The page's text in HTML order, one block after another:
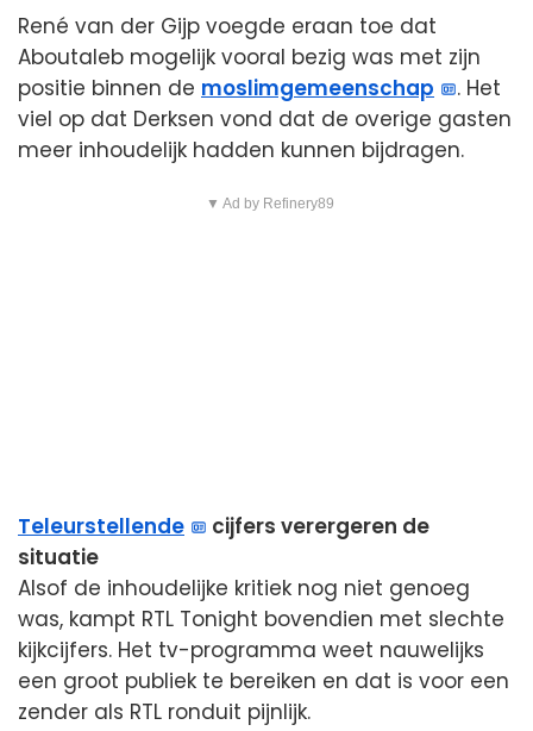
René van der Gijp voegde eraan toe dat
Aboutaleb mogelijk vooral bezig was met zijn
positie binnen de moslimgemeenschap
. Het
viel op dat Derksen vond dat de overige gasten
meer inhoudelijk hadden kunnen bijdragen.
▼ Ad by Refinery89
Teleurstellende
cijfers verergeren de
situatie
Alsof de inhoudelijke kritiek nog niet genoeg
was, kampt RTL Tonight bovendien met slechte
kijkcijfers. Het tv-programma weet nauwelijks
een groot publiek te bereiken en dat is voor een
zender als RTL ronduit pijnlijk.